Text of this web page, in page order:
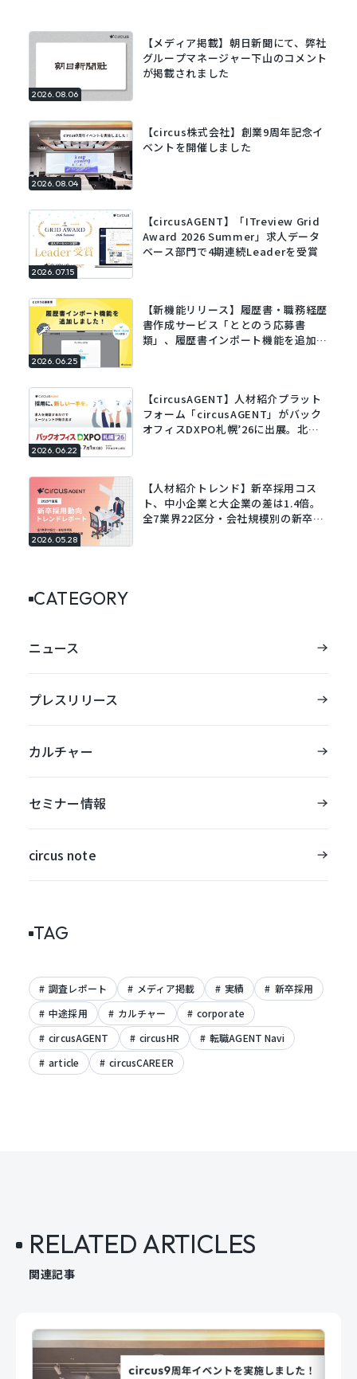
2026.08.06
【メディア掲載】朝日新聞にて、弊社
グループマネージャー下山のコメント
が掲載されました
2026.08.04
【circus株式会社】創業9周年記念イ
ベントを開催しました
2026.07.15
【circusAGENT】「ITreview Grid
Award 2026 Summer」求人データ
ベース部門で4期連続Leaderを受賞
2026.06.25
【新機能リリース】履歴書・職務経歴
書作成サービス「ととのう応募書
類」、履歴書インポート機能を追加。
2026.06.22
【circusAGENT】人材紹介プラット
フォーム「circusAGENT」がバック
オフィスDXPO札幌’26に出展。北海
2026.05.28
【人材紹介トレンド】新卒採用コス
ト、中小企業と大企業の差は1.4倍。
全7業界22区分・会社規模別の新卒採
CATEGORY
ニュース
プレスリリース
カルチャー
セミナー情報
circus note
TAG
調査レポート メディア掲載 実績
新卒採用
中途採用
カルチャー
corporate
circusAGENT
circusHR
転職AGENT Navi
article
circusCAREER
RELATED ARTICLES
関連記事